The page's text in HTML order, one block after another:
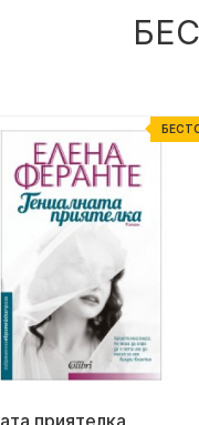
приятелка